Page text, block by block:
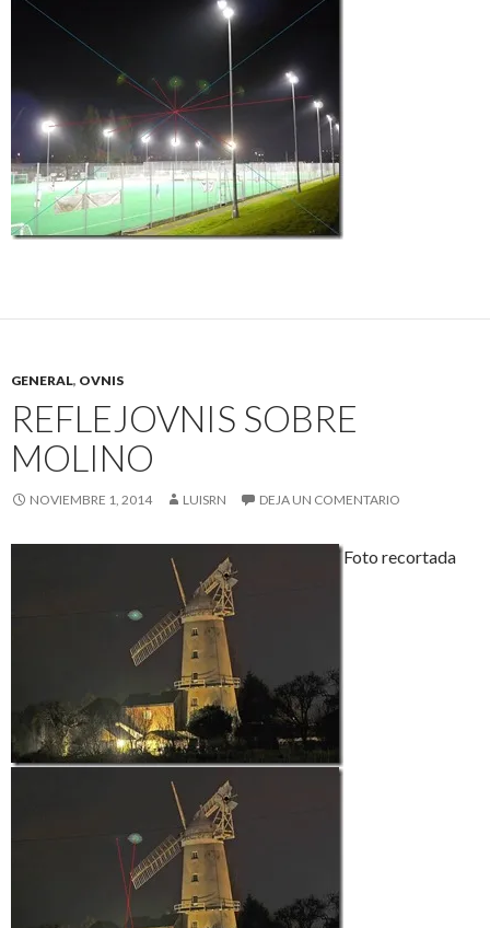
GENERAL, OVNIS
REFLEJOVNIS SOBRE
MOLINO
NOVIEMBRE 1, 2014 LUISRN DEJA UN COMENTARIO
Foto recortada